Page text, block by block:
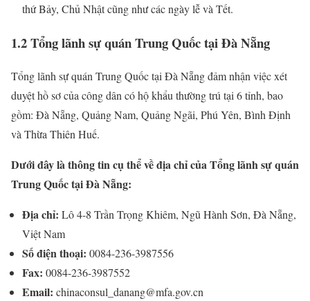
thứ Bảy, Chủ Nhật cũng như các ngày lễ và Tết.
1.2 Tổng lãnh sự quán Trung Quốc tại Đà Nẵng
Tổng lãnh sự quán Trung Quốc tại Đà Nẵng đảm nhận việc xét
duyệt hồ sơ của công dân có hộ khẩu thường trú tại 6 tỉnh, bao
gồm: Đà Nẵng, Quảng Nam, Quảng Ngãi, Phú Yên, Bình Định
và Thừa Thiên Huế.
Dưới đây là thông tin cụ thể về địa chỉ của Tổng lãnh sự quán
Trung Quốc tại Đà Nẵng:
Địa chỉ: Lô 4-8 Trần Trọng Khiêm, Ngũ Hành Sơn, Đà Nẵng,
Việt Nam
Số điện thoại: 0084-236-3987556
Fax: 0084-236-3987552
Email: chinaconsul_danang@mfa.gov.cn